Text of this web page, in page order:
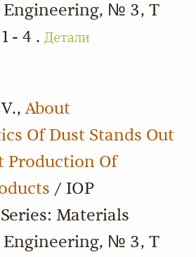
Engineering, № 3, Т
- 4 . Детали
V.,About
Of Dust Stands Out
Production Of
/ IOP
Materials
Engineering, № 3, Т